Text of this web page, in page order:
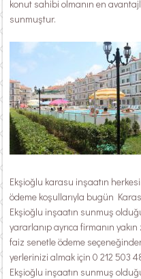
konut sahibi olmanın en
sunmuştur.
Ekşioğlu karasu inşaatın
ödeme koşullarıyla bugün
Ekşioğlu inşaatın sunmuş
yararlanıp ayrıca firmanın
faiz senetle ödeme
yerlerinizi almak için 0 212 503
Ekşioğlu inşaatın sunmuş